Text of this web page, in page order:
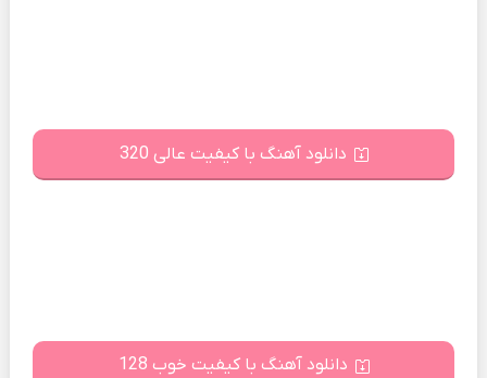
دانلود آهنگ با کیفیت عالی 320
دانلود آهنگ با کیفیت خوب 128